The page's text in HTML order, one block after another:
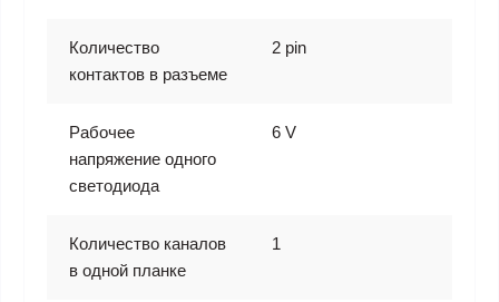
Количество
контактов в разъеме
2 pin
Рабочее
напряжение одного
светодиода
6 V
Количество каналов
в одной планке
1